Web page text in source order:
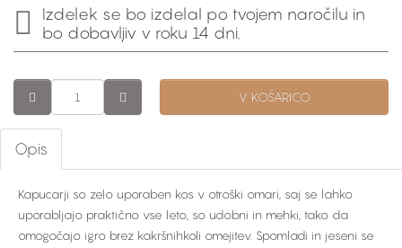
Izdelek se bo izdelal po tvojem naročilu in
bo dobavljiv v roku 14 dni.
V KOŠARICO
Opis
Kapucarji so zelo uporaben kos v otroški omari, saj se lahko
uporabljajo praktično vse leto, so udobni in mehki, tako da
omogočajo igro brez kakršnihkoli omejitev. Spomladi in jeseni se